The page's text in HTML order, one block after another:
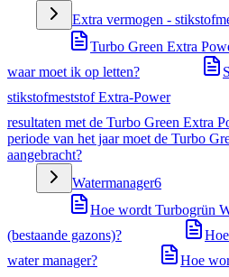
Extra vermogen -
Turbo Green Extra
waar moet ik op letten?
stikstofmeststof Extra-Power
resultaten met de Turbo Green Extra
periode van het jaar moet de Turbo
aangebracht?
Watermanager6
Hoe wordt Turbogrün
(bestaande gazons)?
water manager?
Hoe